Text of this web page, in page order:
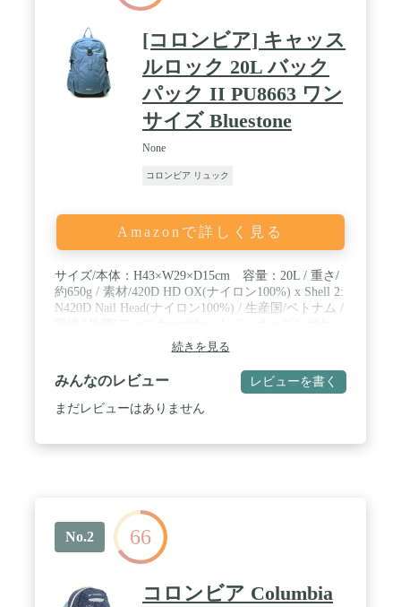
[コロンビア] キャッス
ルロック 20L バック
パック II PU8663 ワン
サイズ Bluestone
None
コロンビア リュック
Amazonで詳しく見る
サイズ/本体：H43×W29×D15cm 容量：20L / 重さ/
約650g / 素材/420D HD OX(ナイロン100%) x Shell 2:
N420D Nail Head(ナイロン100%) / 生産国/ベトナム /
ト×1、メッシュポケット×2 [内側]オープンポケッ
ト×1、マジックテープ式ポケット×2
続きを見る
みんなのレビュー レビューを書く
まだレビューはありません
No.2 66
コロンビア Columbia